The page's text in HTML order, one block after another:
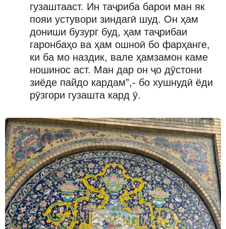
гузаштааст. Ин таҷриба барои ман як
пояи устувори зиндагӣ шуд. Он ҳам
дониши бузург буд, ҳам таҷрибаи
гаронбаҳо ва ҳам ошноӣ бо фарҳанге,
ки ба мо наздик, вале ҳамзамон каме
ношинос аст. Ман дар он ҷо дӯстони
зиёде пайдо кардам”,- бо хушнудӣ ёди
рӯзгори гузашта кард ӯ.